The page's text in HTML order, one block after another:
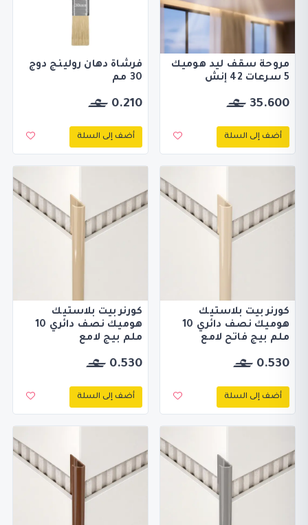
مروحة سقف ليد هوميك
5 سرعات 42 إنش
35.600
أضف إلى السلة
فرشاة دهان رولينج دوج
30 مم
0.210
أضف إلى السلة
كورنر بيت بلاستيك
هوميك نصف دائري 10
ملم بيج فاتح لامع
0.530
أضف إلى السلة
كورنر بيت بلاستيك
هوميك نصف دائري 10
ملم بيج لامع
0.530
أضف إلى السلة